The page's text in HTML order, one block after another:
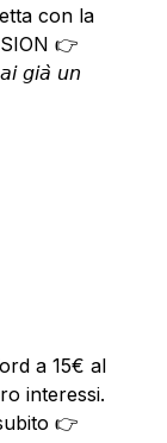
con la
👉
𝘨𝘪𝘢̀ 𝘶𝘯
a 15€ al
interessi.
👉